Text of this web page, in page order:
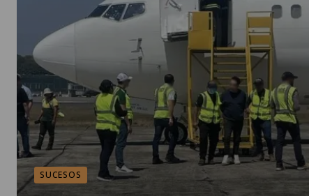
SUCESOS